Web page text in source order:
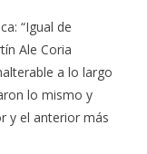
“Igual de
Ale Coria
a lo largo
lo mismo y
y el anterior más